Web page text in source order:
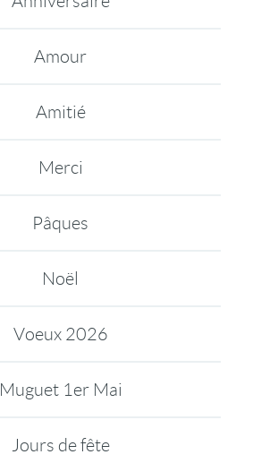
Amour
Amitié
Merci
Pâques
Noël
Voeux 2026
Muguet 1er Mai
Jours de fête